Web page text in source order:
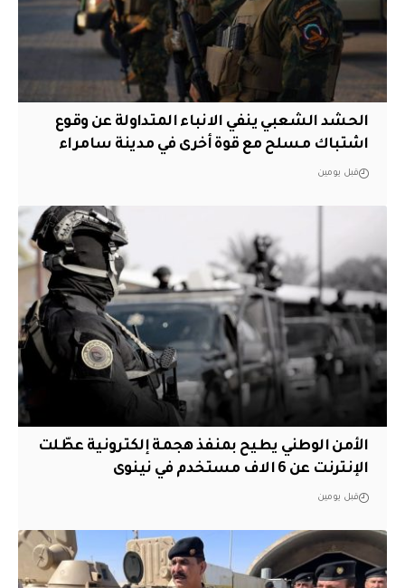
الحشد الشعبي ينفي الانباء المتداولة عن وقوع
اشتباك مسلح مع قوة أخرى في مدينة سامراء
قبل يومين
الأمن الوطني يطيح بمنفذ هجمة إلكترونية عطّلت
الإنترنت عن 6 الاف مستخدم في نينوى
قبل يومين